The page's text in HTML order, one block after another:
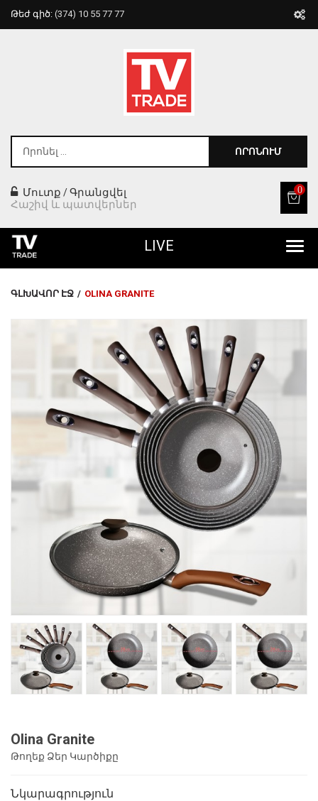
Թեժ գիծ: (374) 10 55 77 77
ՈՐՈՆՈՒՄ
Մուտք /Գրանցվել
Հաշիվ և պատվերներ
0
Խոհանոցային
Ֆիտնես
Գեղեցկություն ԵՒ Խնամք
Երեխաների Համար
Լավագույն Վաճառք
LIVE
ԳԼԽԱՎՈՐ ԷՋ / OLINA GRANITE
Olina Granite
Թողեք Ձեր Կարծիքը
Նկարագրություն